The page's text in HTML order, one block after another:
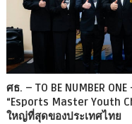
ศธ. – TO BE NUMBER
“Esports Master Youth
ใหญ่ที่สุดของประเทศไทย